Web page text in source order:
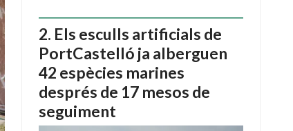
Els esculls artificials de
PortCastelló ja alberguen
42 espècies marines
després de 17 mesos de
seguiment